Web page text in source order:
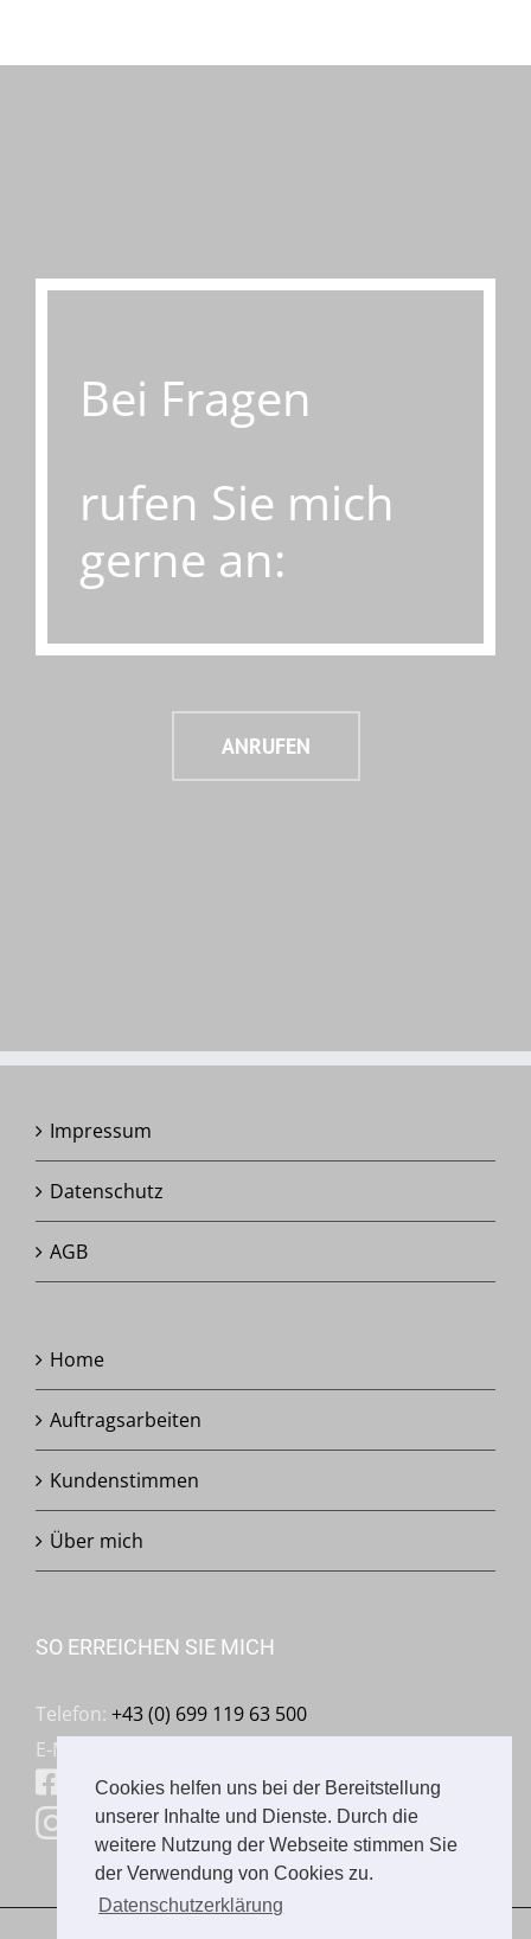
Cookies helfen uns bei der Bereitstellung
unserer Inhalte und Dienste. Durch die
weitere Nutzung der Webseite stimmen Sie
der Verwendung von Cookies zu.
Datenschutzerklärung
Bei Fragen
rufen Sie mich
gerne an:
ANRUFEN
Impressum
Datenschutz
AGB
Home
Auftragsarbeiten
Kundenstimmen
Über mich
SO ERREICHEN SIE MICH
Telefon: +43 (0) 699 119 63 500
E-Mail:
Facebook: Franziska Schmalzl
Instagram: franziska.schmalzl